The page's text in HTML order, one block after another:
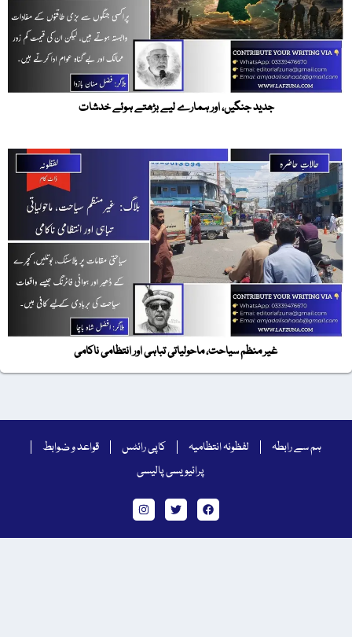
جدید جنگیں، اور ہمارے لیے بڑھتے ہوئے خدشات
غیر منظم سیاحت، ماحولیاتی تباہی اور انتظامی ناکامی
ہم سے رابطہ لفظونہ انتظامیہ کاپی رائٹس
قواعد و ضوابط
پرائیویسی پالیسی